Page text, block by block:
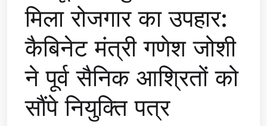
मिला रोजगार का उपहार:
कैबिनेट मंत्री गणेश जोशी
ने पूर्व सैनिक आश्रितों को
सौंपे नियुक्ति पत्र